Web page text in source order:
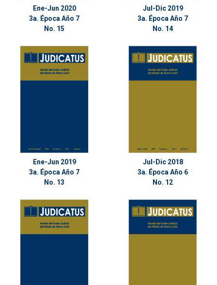
Ene-Jun 2020
3a. Época Año 7
No. 15
Jul-Dic 2019
3a. Época Año 7
No. 14
Ene-Jun 2019
3a. Época Año 7
No. 13
Jul-Dic 2018
3a. Época Año 6
No. 12